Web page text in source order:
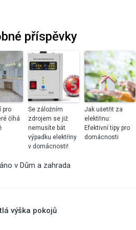
příspěvky
pro
číhá
Se záložním
zdrojem se již
nemusíte bát
výpadku elektřiny
v domácnosti!
Jak ušetřit za
elektřinu:
Efektivní tipy pro
domácnosti
v Dům a zahrada
výška pokojů